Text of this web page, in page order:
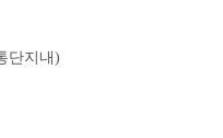
단지내)